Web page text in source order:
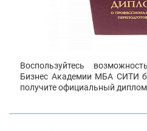
Воспользуйтесь
Бизнес Академии МБА СИТИ
получите официальный